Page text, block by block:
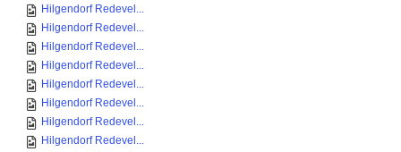
Hilgendorf Redevel...
Hilgendorf Redevel...
Hilgendorf Redevel...
Hilgendorf Redevel...
Hilgendorf Redevel...
Hilgendorf Redevel...
Hilgendorf Redevel...
Hilgendorf Redevel...